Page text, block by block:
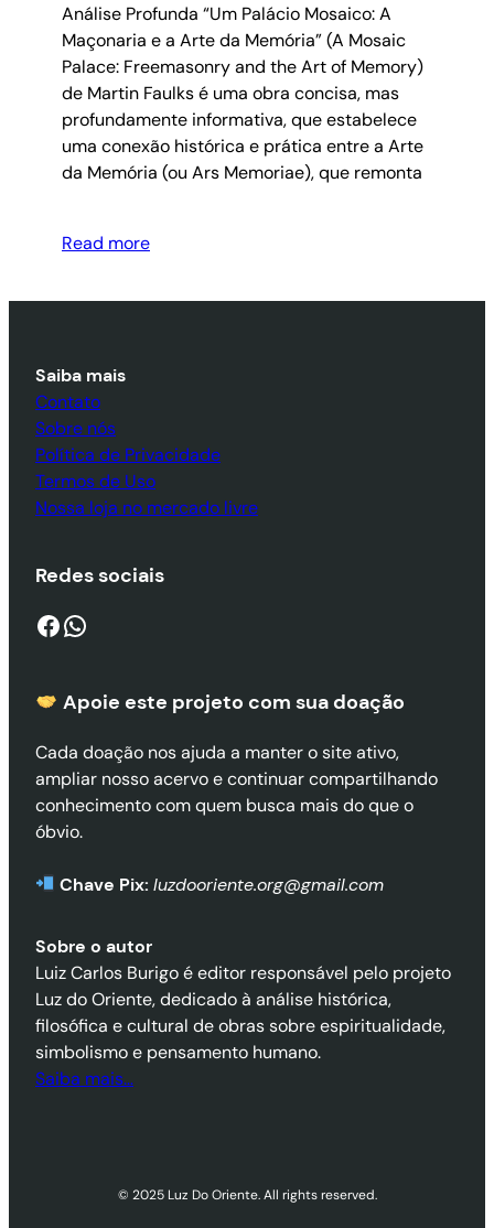
Análise Profunda “Um Palácio Mosaico: A
Maçonaria e a Arte da Memória” (A Mosaic
Palace: Freemasonry and the Art of Memory)
de Martin Faulks é uma obra concisa, mas
profundamente informativa, que estabelece
uma conexão histórica e prática entre a Arte
da Memória (ou Ars Memoriae), que remonta
Read more
Saiba mais
Contato
Sobre nós
Política de Privacidade
Termos de Uso
Nossa loja no mercado livre
Redes sociais
Facebook WhatsApp
Apoie este projeto com sua doação
Cada doação nos ajuda a manter o site ativo,
ampliar nosso acervo e continuar compartilhando
conhecimento com quem busca mais do que o
óbvio.
Chave Pix: luzdooriente.org@gmail.com
Sobre o autor
Luiz Carlos Burigo é editor responsável pelo projeto
Luz do Oriente, dedicado à análise histórica,
filosófica e cultural de obras sobre espiritualidade,
simbolismo e pensamento humano.
Saiba mais…
© 2025 Luz Do Oriente. All rights reserved.